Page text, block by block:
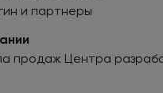
и партнеры
продаж Центра